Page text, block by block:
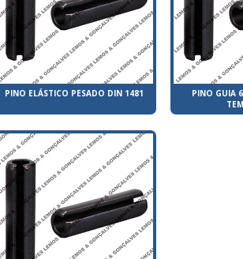
PINO ELÁSTICO PESADO DIN 1481
PINO GUIA